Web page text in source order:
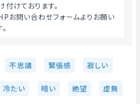
付けております。
お問い合わせフォームよりお願い
不思議 緊張感 寂しい
冷たい 暗い 絶望 虚無